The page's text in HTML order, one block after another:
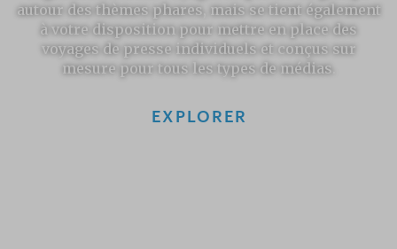
autour des thèmes phares, mais se tient également
à votre disposition pour mettre en place des
voyages de presse individuels et conçus sur
mesure pour tous les types de médias.
EXPLORER